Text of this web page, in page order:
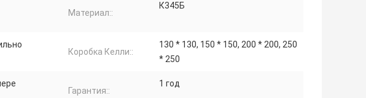
Материал::
К345Б
Коробка Келли::
130 * 130, 150 * 150, 200 * 200, 250
* 250
Гарантия::
1 год